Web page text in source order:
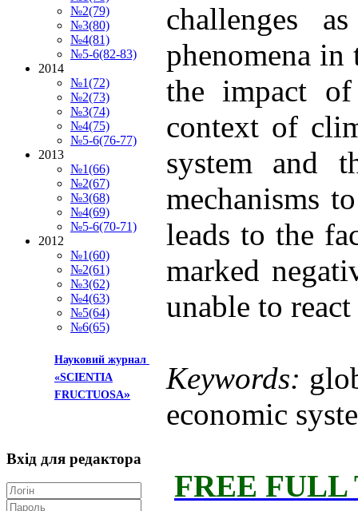
challenges
phenomena
the impact
context of
system and
mechanisms
leads to the
marked
unable to
Keywords:
economic
FREE
№2(79)
№3(80)
№4(81)
№5-6(82-83)
2014
№1(72)
№2(73)
№3(74)
№4(75)
№5-6(76-77)
2013
№1(66)
№2(67)
№3(68)
№4(69)
№5-6(70-71)
2012
№1(60)
№2(61)
№3(62)
№4(63)
№5(64)
№6(65)
Науковий журнал
«SCIENTIA
FRUCTUOSA»
Вхід для редактора